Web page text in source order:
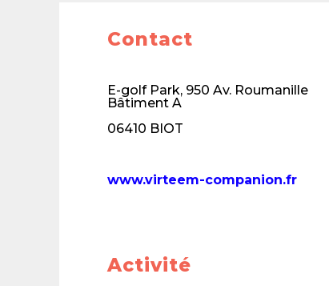
Contact
E-golf Park, 950 Av. Roumanille
Bâtiment A
06410 BIOT
www.virteem-companion.fr
Activité